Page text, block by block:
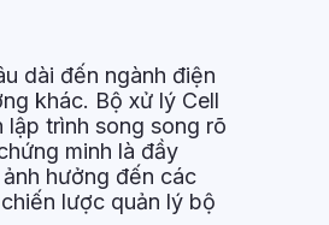
dài đến ngành điện
khác. Bộ xử lý Cell
lập trình song song rõ
minh là đầy
hưởng đến các
lược quản lý bộ